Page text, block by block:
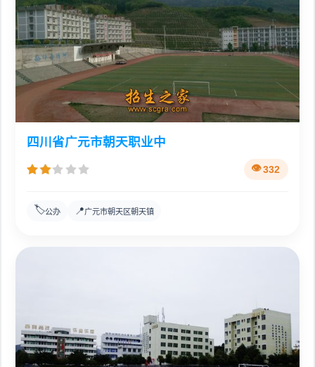
四川省广元市朝天职业中
332
🏷️公办 📍广元市朝天区朝天镇